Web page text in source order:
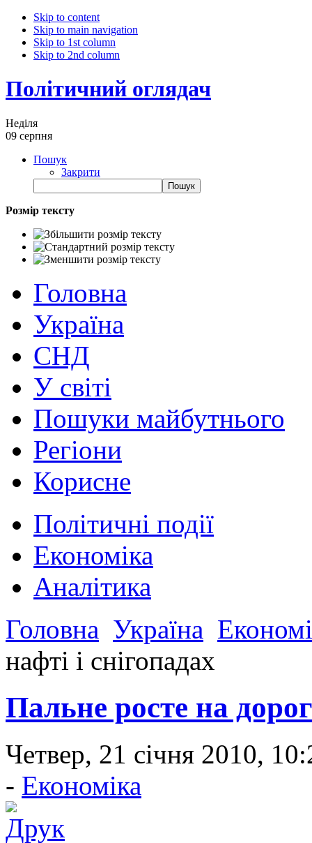
Skip to content
Skip to main navigation
Skip to 1st column
Skip to 2nd column
Політичний оглядач
Неділя
09 серпня
Пошук
Закрити
Розмір тексту
Головна
Україна
СНД
У світі
Пошуки майбутнього
Регіони
Корисне
Політичні події
Економіка
Аналітика
Головна Україна
нафті і снігопадах
Пальне росте на
Четвер, 21 січня 2010,
- Економіка